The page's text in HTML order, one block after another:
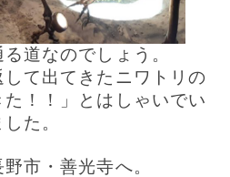
道なのでしょう。
て出てきたニワトリの
！！」とはしゃいでい
た。
市・善光寺へ。